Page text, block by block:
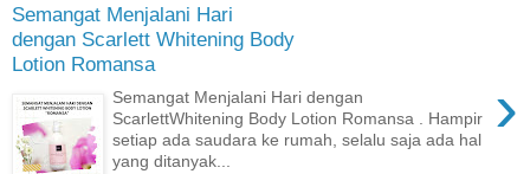
Semangat Menjalani Hari
dengan Scarlett Whitening Body
Lotion Romansa
›
Semangat Menjalani Hari dengan
ScarlettWhitening Body Lotion Romansa . Hampir
setiap ada saudara ke rumah, selalu saja ada hal
yang ditanyak...